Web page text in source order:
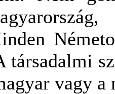
társadalmi
vagy a